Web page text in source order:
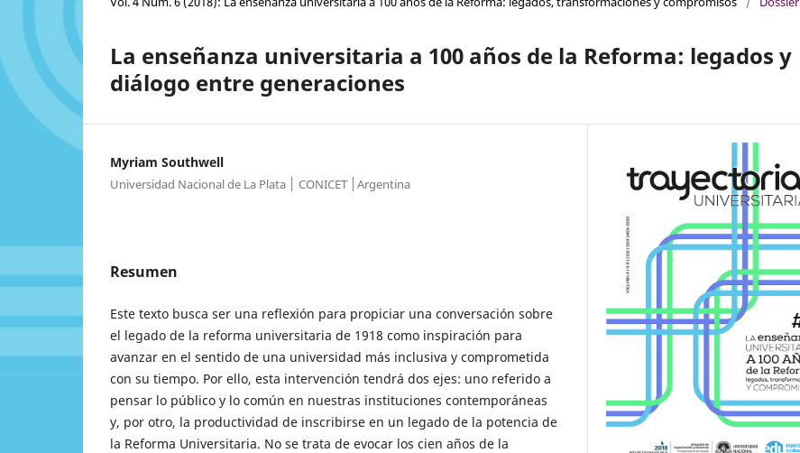
La enseñanza universitaria a 100 años de la Reforma: legados y
diálogo entre generaciones
Myriam Southwell
Universidad Nacional de La Plata │ CONICET │Argentina
Resumen
Este texto busca ser una reflexión para propiciar una conversación sobre
el legado de la reforma universitaria de 1918 como inspiración para
avanzar en el sentido de una universidad más inclusiva y comprometida
con su tiempo. Por ello, esta intervención tendrá dos ejes: uno referido a
pensar lo público y lo común en nuestras instituciones contemporáneas
y, por otro, la productividad de inscribirse en un legado de la potencia de
la Reforma Universitaria. No se trata de evocar los cien años de la